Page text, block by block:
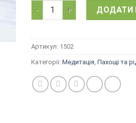
Арома конус Гімалайський
ДОДАТИ
Артикул: 1502
Категорії: Медитація Пахощі та